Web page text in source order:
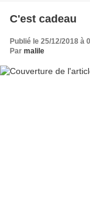
C'est cadeau
Publié le 25/12/2018 à
Par malile